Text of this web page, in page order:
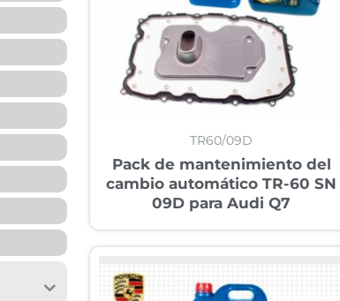
TR60/09D
Pack de mantenimiento del
cambio automático TR-60 SN
09D para Audi Q7